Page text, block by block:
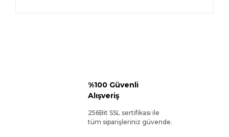
%100 Güvenli
Alışveriş
256Bit SSL sertifikası ile
tüm siparişleriniz güvende.